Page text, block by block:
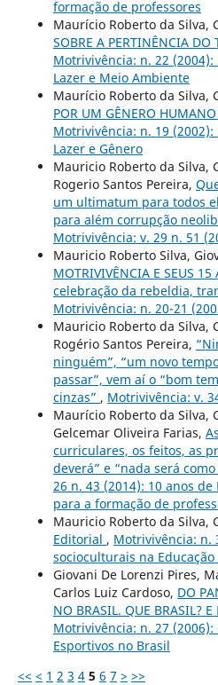
formação de professores
Maurício Roberto da Silva,
SOBRE A PERTINÊNCIA
Motrivivência: n. 22 (2004):
Lazer e Meio Ambiente
Maurício Roberto da Silva,
POR UM GÊNERO
Motrivivência: n. 19 (2002):
Lazer e Gênero
Mauricio Roberto da Silva,
Rogerio Santos Pereira,
um ultimatum para todos
para além corrupção
Motrivivência: v. 29 n. 51
Mauricio Roberto Silva,
MOTRIVIVÊNCIA E SEUS
celebração da rebeldia,
Motrivivência: n. 20-21
Mauricio Roberto da Silva,
Rogério Santos Pereira,
ninguém”, “um novo
passar”, vem aí o “bom
cinzas” , Motrivivência: v.
Maurício Roberto da Silva,
Gelcemar Oliveira Farias,
curriculares, os feitos, as
deverá” e “nada será
26 n. 43 (2014): 10 anos
para a formação de
Mauricio Roberto da Silva,
Editorial , Motrivivência: n.
socioculturais na Educação
Giovani De Lorenzi Pires,
Carlos Luiz Cardoso, DO
NO BRASIL. QUE BRASIL? E
Motrivivência: n. 27 (2006):
Esportivos no Brasil
<< < 1 2 3 4 5 6 7 > >>